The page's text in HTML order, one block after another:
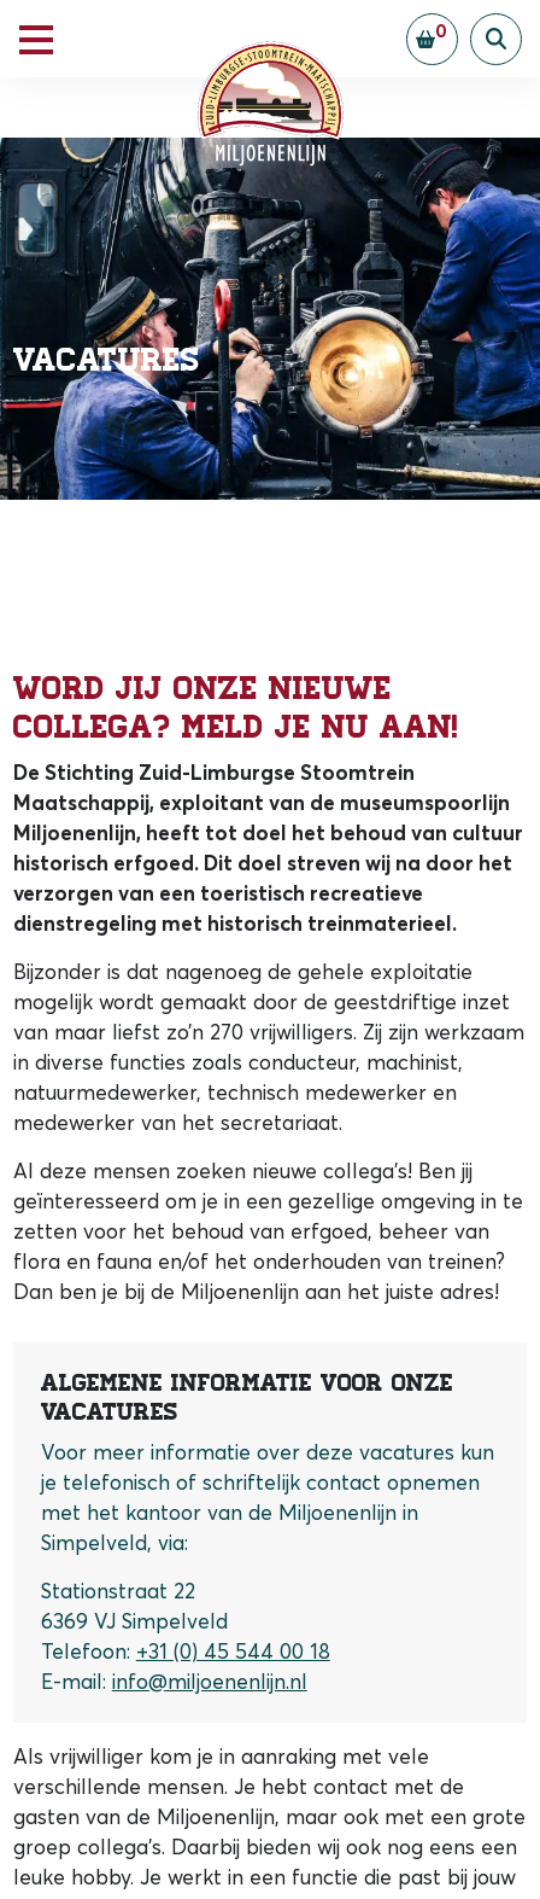
0
Vacatures
Word jij onze nieuwe
collega? Meld je nu aan!
De Stichting Zuid-Limburgse Stoomtrein
Maatschappij, exploitant van de museumspoorlijn
Miljoenenlijn, heeft tot doel het behoud van cultuur
historisch erfgoed. Dit doel streven wij na door het
verzorgen van een toeristisch recreatieve
dienstregeling met historisch treinmaterieel.
Bijzonder is dat nagenoeg de gehele exploitatie
mogelijk wordt gemaakt door de geestdriftige inzet
van maar liefst zo’n 270 vrijwilligers. Zij zijn werkzaam
in diverse functies zoals conducteur, machinist,
natuurmedewerker, technisch medewerker en
medewerker van het secretariaat.
Al deze mensen zoeken nieuwe collega’s! Ben jij
geïnteresseerd om je in een gezellige omgeving in te
zetten voor het behoud van erfgoed, beheer van
flora en fauna en/of het onderhouden van treinen?
Dan ben je bij de Miljoenenlijn aan het juiste adres!
Algemene informatie voor onze
vacatures
Voor meer informatie over deze vacatures kun
je telefonisch of schriftelijk contact opnemen
met het kantoor van de Miljoenenlijn in
Simpelveld, via:
Stationstraat 22
6369 VJ Simpelveld
Telefoon: +31 (0) 45 544 00 18
E-mail: info@miljoenenlijn.nl
Als vrijwilliger kom je in aanraking met vele
verschillende mensen. Je hebt contact met de
gasten van de Miljoenenlijn, maar ook met een grote
groep collega’s. Daarbij bieden wij ook nog eens een
leuke hobby. Je werkt in een functie die past bij jouw